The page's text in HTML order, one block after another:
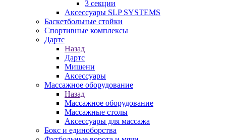
3 секции
Аксессуары SLP SYSTEMS
Баскетбольные стойки
Спортивные комплексы
Дартс
Назад
Дартс
Мишени
Аксессуары
Массажное оборудование
Назад
Массажное оборудование
Массажные столы
Аксессуары для массажа
Бокс и единоборства